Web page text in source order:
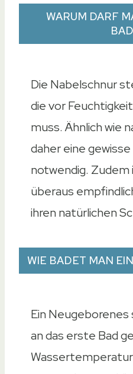
WARUM DARF
Die Nabelschnur
die vor
muss. Ähnlich wie
daher eine
notwendig.
überaus
ihren natürlichen
WIE BADET MAN
Ein
an das erste Bad